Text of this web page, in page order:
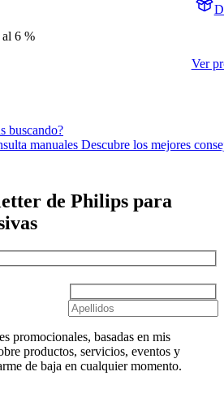
6 %
Ver
buscando?
manuales Descubre los mejores
de Philips para
promocionales, basadas en mis
productos, servicios, eventos y
de baja en cualquier momento.